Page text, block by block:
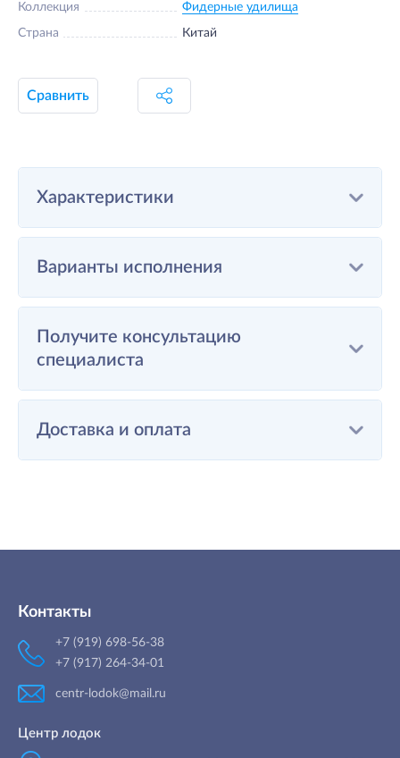
Коллекция Фидерные удилища
Страна Китай
Сравнить
Характеристики
Варианты исполнения
Получите консультацию
специалиста
Доставка и оплата
Контакты
+7 (919) 698-56-38
+7 (917) 264-34-01
centr-lodok@mail.ru
Центр лодок